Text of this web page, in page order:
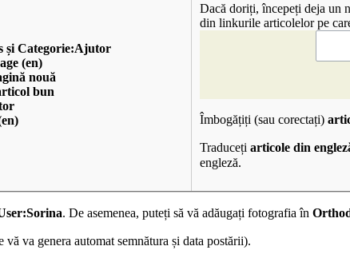
și Categorie:Ajutor
(en)
nouă
bun
Dacă doriți, începeți deja un
din linkurile articolelor pe
Îmbogățiți (sau corectați)
Traduceți articole din
engleză.
. De asemenea, puteți să vă adăugați fotografia în
va genera automat semnătura și data postării).